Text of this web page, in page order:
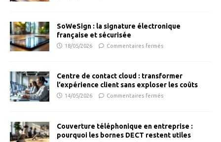
SoWeSign : la signature électronique
française et sécurisée
18/05/2026 Commentaires fermés
Centre de contact cloud : transformer
l’expérience client sans exploser les coûts
14/05/2026 Commentaires fermés
Couverture téléphonique en entreprise :
pourquoi les bornes DECT restent utiles